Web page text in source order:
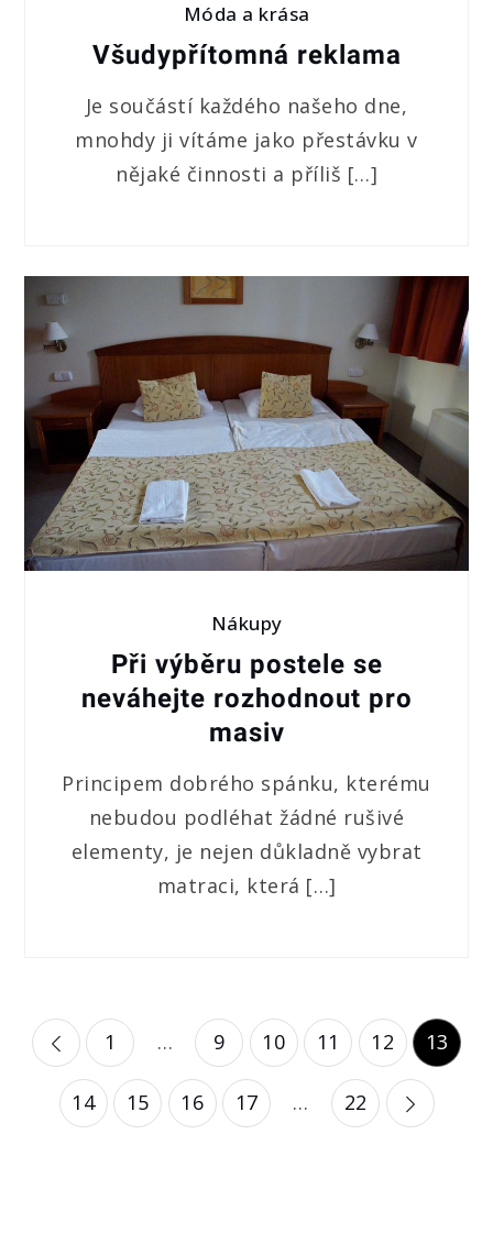
Móda a krása
Všudypřítomná reklama
Je součástí každého našeho dne,
mnohdy ji vítáme jako přestávku v
nějaké činnosti a příliš […]
Nákupy
Při výběru postele se
neváhejte rozhodnout pro
masiv
Principem dobrého spánku, kterému
nebudou podléhat žádné rušivé
elementy, je nejen důkladně vybrat
matraci, která […]
Stránkování
příspěvků
1 … 9 10 11 12 13
14 15 16 17 … 22